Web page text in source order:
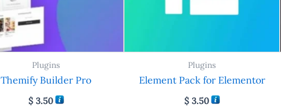
Plugins
Themify Builder Pro
$3.50
Plugins
Element Pack for Elementor
$3.50